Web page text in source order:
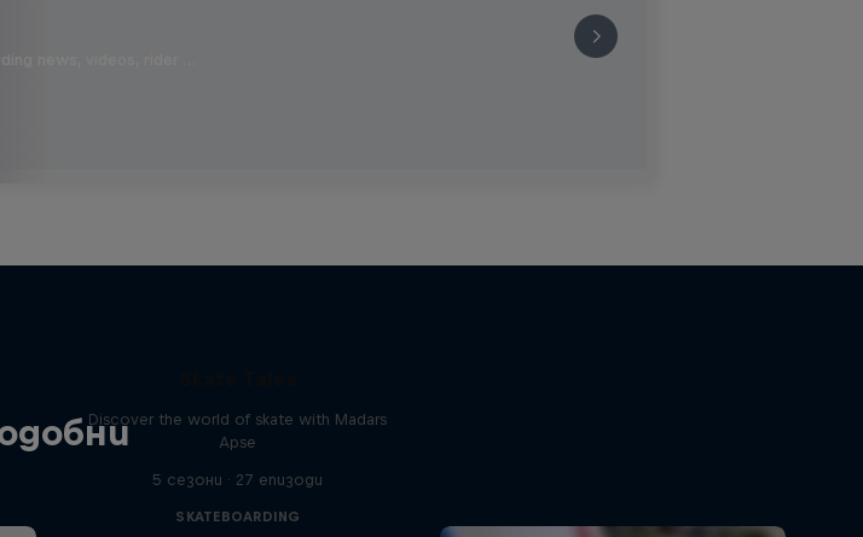
news, videos, rider …
Discover the world of skate with Madars
Apse
5 сезони · 27 епизоди
SKATEBOARDING